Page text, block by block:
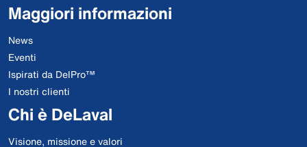
Maggiori informazioni
News
Eventi
Ispirati da DelPro™
I nostri clienti
Chi è DeLaval
Visione, missione e valori